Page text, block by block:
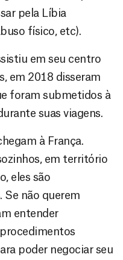
pela Líbia
físico, etc).
em seu centro
em 2018 disseram
foram submetidos à
suas viagens.
à França.
em território
eles são
Se não querem
entender
poder negociar seu